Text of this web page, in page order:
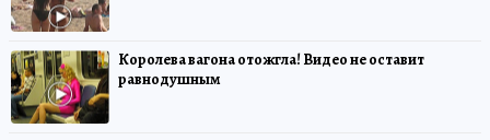
Королева вагона отожгла! Видео не оставит
равнодушным